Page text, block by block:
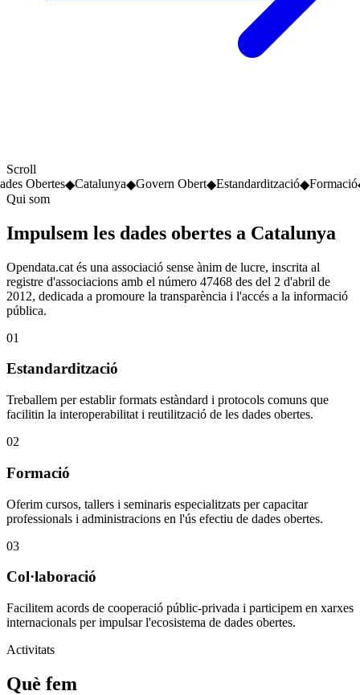
Scroll
Obertes◆Catalunya◆Govern Obert◆Estandardització◆Formació◆
Qui som
Impulsem les dades obertes a Catalunya
Opendata.cat és una associació sense ànim de lucre, inscrita al
registre d'associacions amb el número 47468 des del 2 d'abril de
2012, dedicada a promoure la transparència i l'accés a la informació
pública.
01
Estandardització
Treballem per establir formats estàndard i protocols comuns que
facilitin la interoperabilitat i reutilització de les dades obertes.
02
Formació
Oferim cursos, tallers i seminaris especialitzats per capacitar
professionals i administracions en l'ús efectiu de dades obertes.
03
Col·laboració
Facilitem acords de cooperació públic-privada i participem en xarxes
internacionals per impulsar l'ecosistema de dades obertes.
Activitats
Què fem